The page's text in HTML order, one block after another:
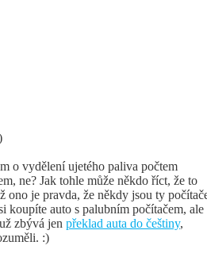
o vydělení ujetého paliva počtem
ne? Jak tohle může někdo říct, že to
ono je pravda, že někdy jsou ty
koupíte auto s palubním počítačem, ale
zbývá jen překlad auta do češtiny,
:)